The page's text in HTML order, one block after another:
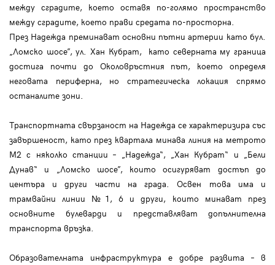
между сградите, което оставя по-голямо пространство
между сградите, което прави средата по-просторна.
През Надежда преминават основни пътни артерии като бул.
„Ломско шосе”, ул. Хан Кубрат, като северната му граница
достига почти до Околовръстния път, което определя
неговата периферна, но стратегическа локация спрямо
останалите зони.
Транспортната свързаност на Надежда се характеризира със
завършеност, като през квартала минава линия на метрото
М2 с няколко станции – „Надежда“, „Хан Кубрат“ и „Бели
Дунав“ и „Ломско шосе”, които осигуряват достъп до
центъра и други части на града. Освен това има и
трамвайни линии №1, 6 и други, които минават през
основните булеварди и представляват допълнителна
транспорта връзка.
Образователната инфраструктура е добре развита – в